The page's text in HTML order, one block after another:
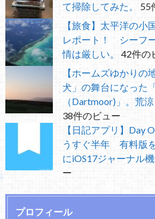
て掃除してみた。
55
【旅食】太平洋の小
レポート！ シーフ
情は厳しい。
42件の
【ホームズゆかりの
犬」の舞台になった
（Dartmoor)」。荒
38件のビュー
【日記アプリ】Day
うすぐ半年 有料版
にiOS17ジャーナル
ー
プロフィール